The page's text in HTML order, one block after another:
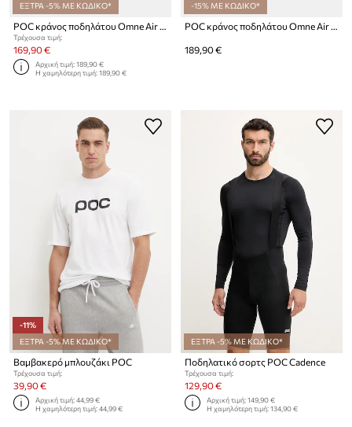
ΕΞΤΡΑ -5% ΜΕ ΚΩΔΙΚΟ*
POC κράνος ποδηλάτου Omne Air MIPS
Τρέχουσα τιμή:
169,90 €
Αρχική τιμή:189,90 €
Η χαμηλότερη τιμή:189,90 €
-15% ΜΕ ΚΩΔΙΚΟ*
POC κράνος ποδηλάτου Omne Air MIPS
189,90 €
-11%
ΕΞΤΡΑ -5% ΜΕ ΚΩΔΙΚΟ*
Βαμβακερό μπλουζάκι POC
Τρέχουσα τιμή:
39,90 €
Αρχική τιμή:44,99 €
Η χαμηλότερη τιμή:44,99 €
ΕΞΤΡΑ -5% ΜΕ ΚΩΔΙΚΟ*
Ποδηλατικό σορτς POC Cadence
Τρέχουσα τιμή:
129,90 €
Αρχική τιμή:149,90 €
Η χαμηλότερη τιμή:134,90 €